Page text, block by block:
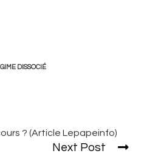
DISSOCIÉ
? (Article Lepapeinfo)
Next Post